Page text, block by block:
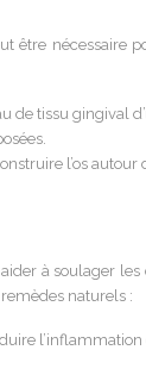
être nécessaire
de tissu gingival
l’os
à soulager
naturels :